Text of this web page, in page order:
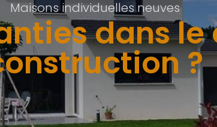
Maisons individuelles neuves
dans
?